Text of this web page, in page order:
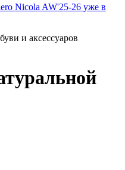
Nicola AW'25-26 уже в
и аксессуаров